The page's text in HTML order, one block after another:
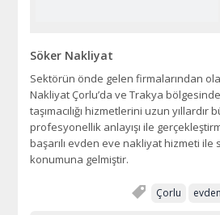
Söker Nakliyat
Sektörün önde gelen firmalarından
Nakliyat Çorlu’da ve Trakya
taşımacılığı hizmetlerini uzun
profesyonellik anlayışı ile
başarılı evden eve nakliyat hizmeti ile
konumuna gelmiştir.
Çorlu